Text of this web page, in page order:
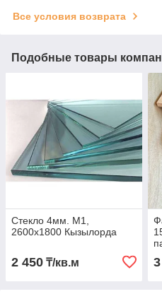
Все условия возврата
Подобные товары
Стекло 4мм. М1,
2600х1800 Кызылорда
2 450 ₸/кв.м